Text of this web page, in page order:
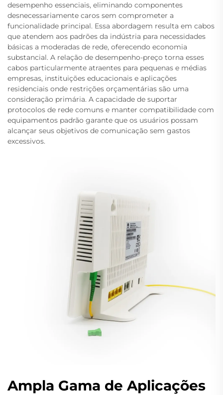
desempenho essenciais, eliminando componentes
desnecessariamente caros sem comprometer a
funcionalidade principal. Essa abordagem resulta em cabos
que atendem aos padrões da indústria para necessidades
básicas a moderadas de rede, oferecendo economia
substancial. A relação de desempenho-preço torna esses
cabos particularmente atraentes para pequenas e médias
empresas, instituições educacionais e aplicações
residenciais onde restrições orçamentárias são uma
consideração primária. A capacidade de suportar
protocolos de rede comuns e manter compatibilidade com
equipamentos padrão garante que os usuários possam
alcançar seus objetivos de comunicação sem gastos
excessivos.
Ampla Gama de Aplicações